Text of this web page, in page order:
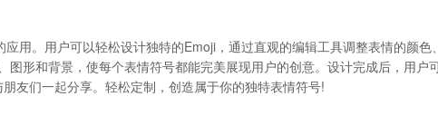
用。用户可以轻松设计独特的Emoji，通过直观的编辑工具调整表情的颜色
形和背景，使每个表情符号都能完美展现用户的创意。设计完成后，用户
友们一起分享。轻松定制，创造属于你的独特表情符号!